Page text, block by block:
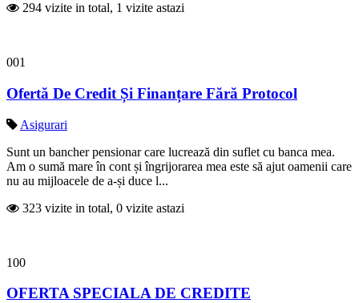
294 vizite in total, 1 vizite astazi
001
Ofertă De Credit Și Finanțare Fără Protocol
Asigurari
Sunt un bancher pensionar care lucrează din suflet cu banca mea.
Am o sumă mare în cont și îngrijorarea mea este să ajut oamenii care
nu au mijloacele de a-și duce l...
323 vizite in total, 0 vizite astazi
100
OFERTA SPECIALA DE CREDITE